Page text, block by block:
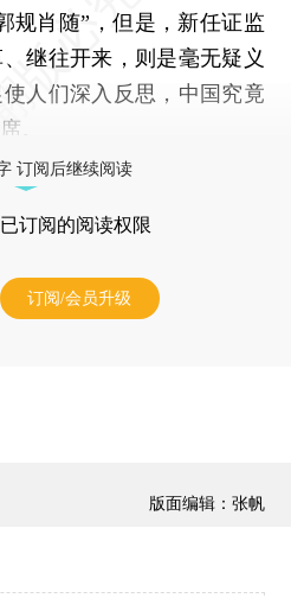
规肖随”，但是，新任证监
继往开来，则是毫无疑义
人们深入反思，中国究竟
。
订阅后继续阅读
订阅的阅读权限
订阅/会员升级
版面编辑：张帆